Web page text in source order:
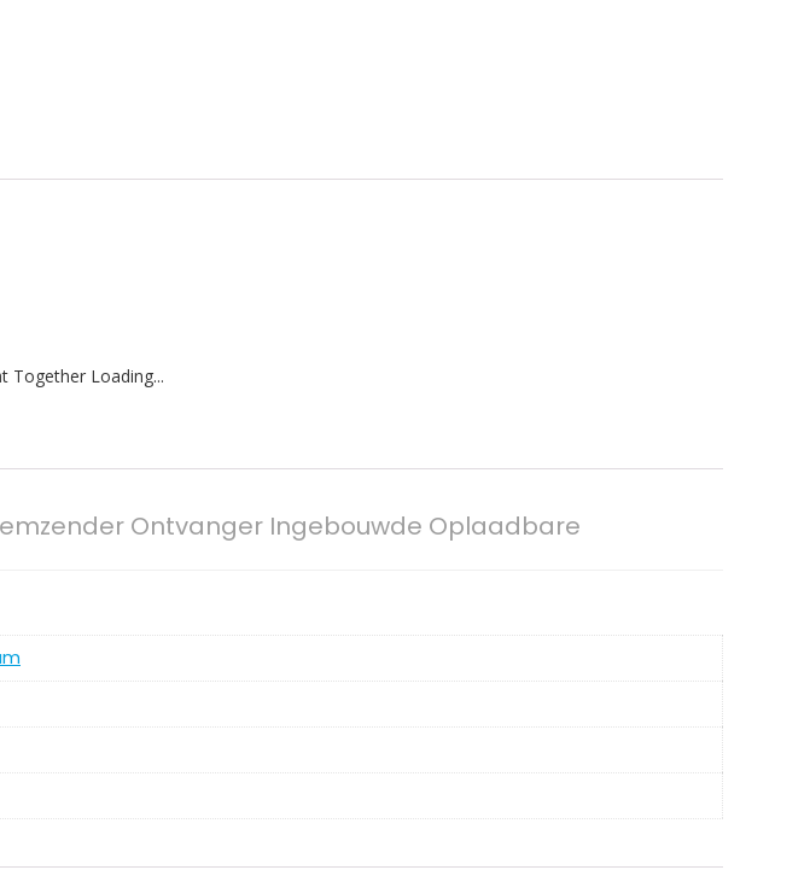
Together Loading...
Ontvanger Ingebouwde Oplaadbare